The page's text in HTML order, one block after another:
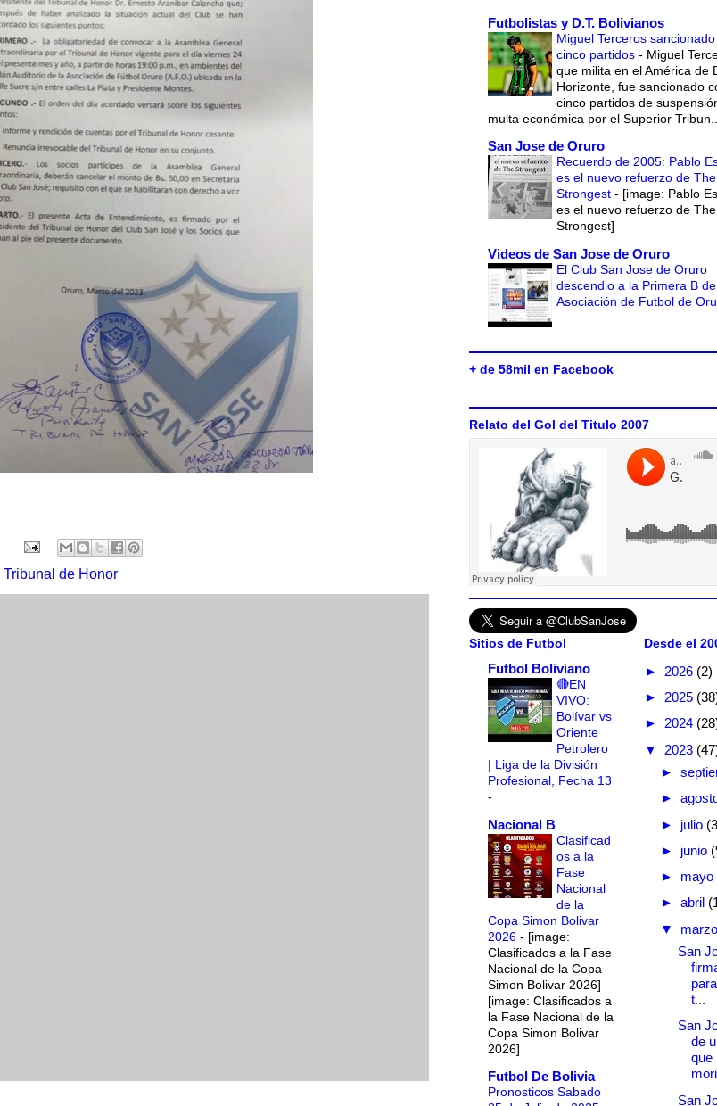
Tribunal de Honor
Futbolistas y D.T. Bolivianos
Miguel Terceros
cinco partidos - Miguel
que milita en el América de
Horizonte, fue sancionado
cinco partidos de
multa económica por el Superior
San Jose de Oruro
Recuerdo de 2005: Pablo
es el nuevo refuerzo de The
Strongest - [image: Pablo
es el nuevo refuerzo de The
Strongest]
Videos de San Jose de Oruro
El Club San Jose de Oruro
descendio a la Primera B
Asociación de Futbol de
+ de 58mil en Facebook
Relato del Gol del Titulo 2007
Sitios de Futbol
Futbol Boliviano
🔴EN
VIVO:
Bolívar vs
Oriente
Petrolero
| Liga de la División
Profesional, Fecha 13
-
Nacional B
Clasificad
os a la
Fase
Nacional
de la
Copa Simon Bolivar
2026 - [image:
Clasificados a la Fase
Nacional de la Copa
Simon Bolivar 2026]
[image: Clasificados a
la Fase Nacional de la
Copa Simon Bolivar
2026]
Futbol De Bolivia
Pronosticos Sabado
Desde el
► 2026 (2)
► 2025
► 2024
▼ 2023
►
►
► julio
► junio
► mayo
► abril
▼
San
t...
San
de
que
San